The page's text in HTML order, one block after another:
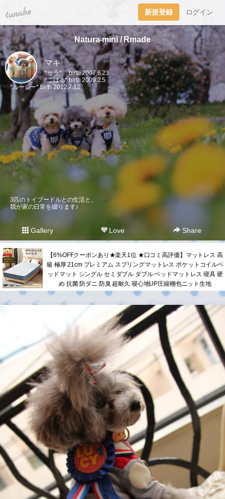
tuna.be 新規登録 ログイン
Natura-mini / Rmade
マキ
*サラ* birth 2007.6.23
*こはる* birth 2009.2.5
*ルーシー* birth 2012.7.12
3匹のトイプードルとの生活と、
我が家の日常を綴ります♪
Gallery Love Share
【6%OFFクーポンあり★楽天1位 ★口コミ高評価】マットレス 高
級 極厚 21cm プレミアム スプリングマットレス ポケットコイルベ
ッドマット シングル セミダブル ダブル ベッドマットレス 寝具 硬
め 抗菌 防ダニ 防臭 超耐久 寝心地UP圧縮梱包ニット生地